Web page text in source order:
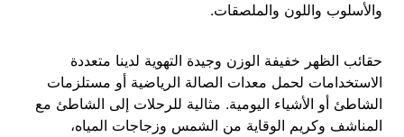
والأسلوب واللون والملصقات.
حقائب الظهر خفيفة الوزن وجيدة التهوية لدينا متعددة
الاستخدامات لحمل معدات الصالة الرياضية أو مستلزمات
الشاطئ أو الأشياء اليومية. مثالية للرحلات إلى الشاطئ مع
المناشف وكريم الوقاية من الشمس وزجاجات المياه،